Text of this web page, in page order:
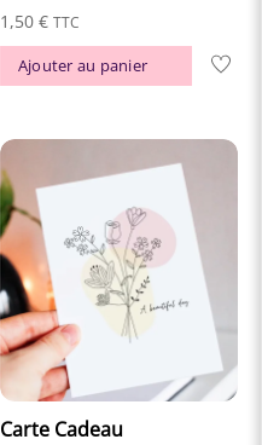
1,50 € TTC
Ajouter au panier
Carte Cadeau